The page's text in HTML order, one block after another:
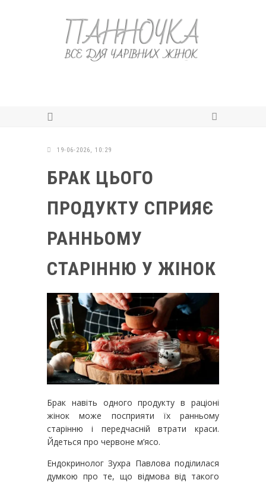
19-06-2026, 10:29
БРАК ЦЬОГО
ПРОДУКТУ СПРИЯЄ
РАННЬОМУ
СТАРІННЮ У ЖІНОК
Брак навіть одного продукту в раціоні
жінок може посприяти їх ранньому
старінню і передчасній втрати краси.
Йдеться про червоне м’ясо.
Ендокринолог Зухра Павлова поділилася
думкою про те, що відмова від такого